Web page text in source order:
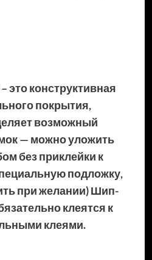
конструктивная
покрытия,
возможный
— можно уложить
без приклейки к
подложку,
при желании) Шип-
клеятся к
клеями.